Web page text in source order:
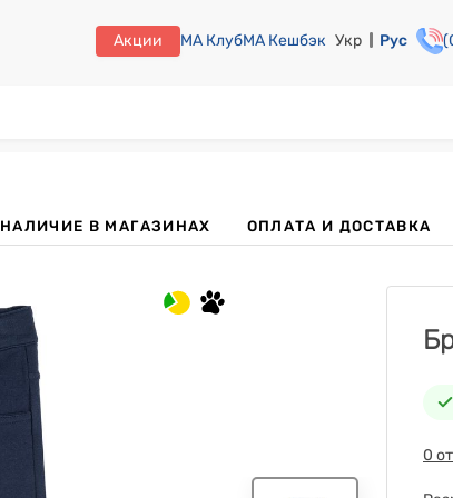
Акции МА КлубМА Кешбэк Укр Рус
НАЛИЧИЕ В МАГАЗИНАХ ОПЛАТА И ДОСТАВКА
0